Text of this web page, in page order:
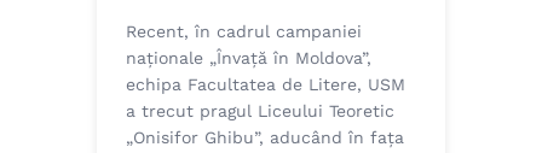
Recent, în cadrul campaniei
naționale „Învață în Moldova”,
echipa Facultatea de Litere, USM
a trecut pragul Liceului Teoretic
„Onisifor Ghibu”, aducând în fața